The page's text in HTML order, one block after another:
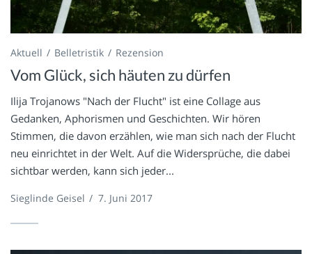
Aktuell Belletristik Rezension
Vom Glück, sich häuten zu dürfen
Ilija Trojanows "Nach der Flucht" ist eine Collage aus
Gedanken, Aphorismen und Geschichten. Wir hören
Stimmen, die davon erzählen, wie man sich nach der Flucht
neu einrichtet in der Welt. Auf die Widersprüche, die dabei
sichtbar werden, kann sich jeder...
Sieglinde Geisel / 7. Juni 2017